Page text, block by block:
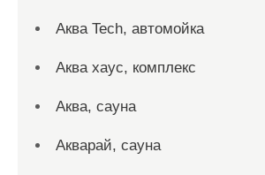
Аква Tech, автомойка
Аква хаус, комплекс
Аква, сауна
Акварай, сауна